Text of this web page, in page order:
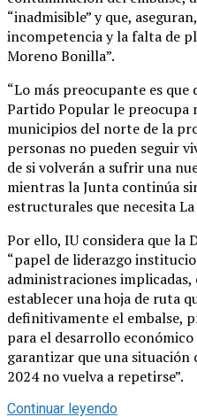
“inadmisible” y que,
incompetencia y la falta de
Moreno Bonilla”.
“Lo más preocupante es que
Partido Popular le preocupa
municipios del norte de la
personas no pueden seguir
de si volverán a sufrir una
mientras la Junta continúa
estructurales que necesita
Por ello, IU considera que la
“papel de liderazgo
administraciones
establecer una hoja de ruta
definitivamente el embalse,
para el desarrollo
garantizar que una situación
2024 no vuelva a repetirse”.
Continuar leyendo